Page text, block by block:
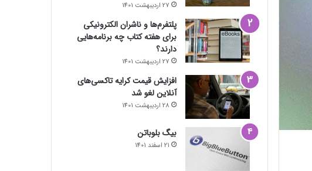
27 اردیبهشت 1401
پلتفرم‌ها و ناشران الکترونیکی
برای هفته کتاب چه برنامه‌هایی
دارند؟
27 اردیبهشت 1401
افزایش قیمت کرایه تاکسی‌های
آنلاین لغو شد
28 اردیبهشت 1401
بیگ بلوباتن
21 اسفند 1401